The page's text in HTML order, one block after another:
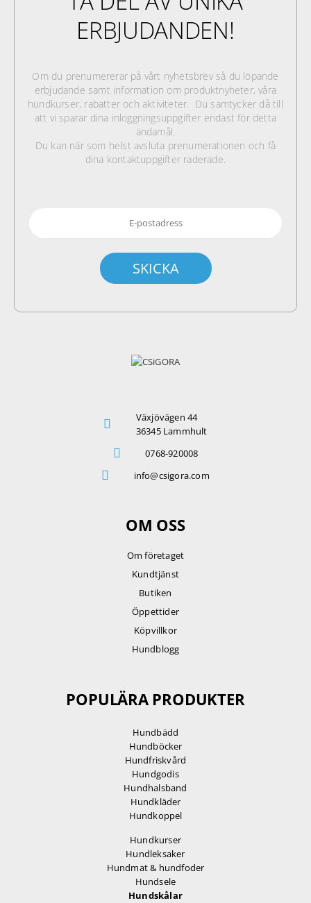
ERBJUDANDEN!
Om du prenumererar på vårt nyhetsbrev så du löpande
erbjudande samt information om produktnyheter, våra
hundkurser, rabatter och aktiviteter. Du samtycker då till
att vi sparar dina inloggningsuppgifter endast för detta
ändamål.
Du kan när som helst avsluta prenumerationen och få
dina kontaktuppgifter raderade.
Växjövägen 44
36345 Lammhult
0768-920008
info@csigora.com
OM OSS
Om företaget
Kundtjänst
Butiken
Öppettider
Köpvillkor
Hundblogg
POPULÄRA PRODUKTER
Hundbädd
Hundböcker
Hundfriskvård
Hundgodis
Hundhalsband
Hundkläder
Hundkoppel
Hundkurser
Hundleksaker
Hundmat & hundfoder
Hundsele
Hundskålar